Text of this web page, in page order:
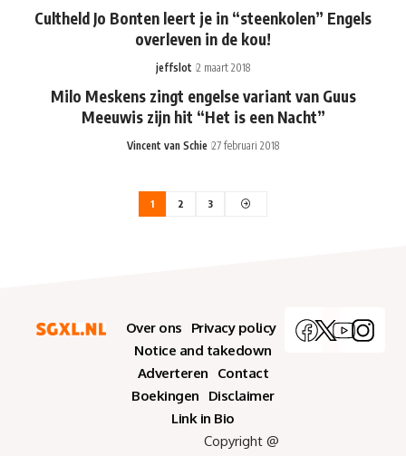
Cultheld Jo Bonten leert je in “steenkolen” Engels
overleven in de kou!
jeffslot 2 maart 2018
Milo Meskens zingt engelse variant van Guus
Meeuwis zijn hit “Het is een Nacht”
Vincent van Schie 27 februari 2018
1 2 3
Over ons
Privacy policy
Notice and takedown
Adverteren
Contact
Boekingen
Disclaimer
Link in Bio
Copyright @